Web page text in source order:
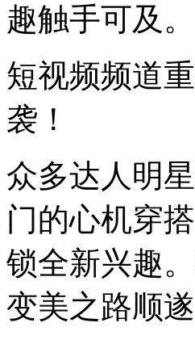
趣触手可及。
短视频频道
袭！
众多达人明
门的心机穿
锁全新兴趣
变美之路顺